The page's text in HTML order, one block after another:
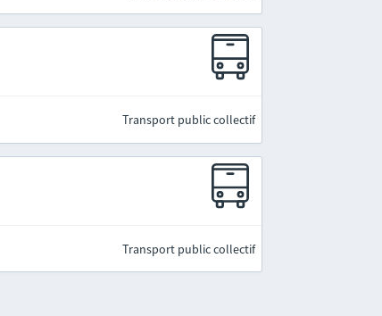
Transport public collectif
Transport public collectif